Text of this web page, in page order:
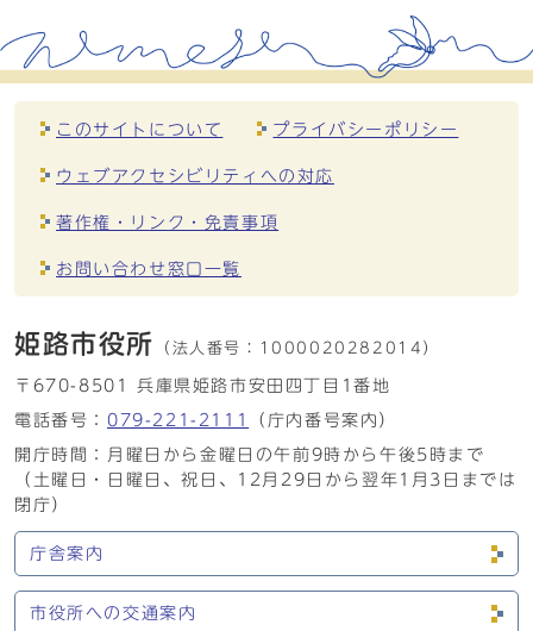
このサイトについて プライバシーポリシー
ウェブアクセシビリティへの対応
著作権・リンク・免責事項
お問い合わせ窓口一覧
姫路市役所 （法人番号： 1000020282014）
〒670-8501 兵庫県姫路市安田四丁目1番地
電話番号： 079-221-2111
（庁内番号案内）
開庁時間：月曜日から金曜日の午前9時から午後5時まで
（土曜日・日曜日、祝日、12月29日から翌年1月3日までは
閉庁）
庁舎案内
市役所への交通案内